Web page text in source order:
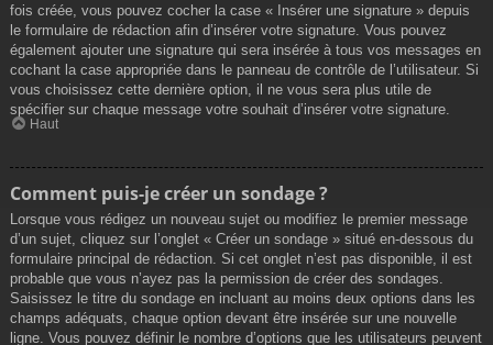
fois créée, vous pouvez cocher la case « Insérer une signature » depuis
le formulaire de rédaction afin d’insérer votre signature. Vous pouvez
également ajouter une signature qui sera insérée à tous vos messages en
cochant la case appropriée dans le panneau de contrôle de l’utilisateur. Si
vous choisissez cette dernière option, il ne vous sera plus utile de
spécifier sur chaque message votre souhait d’insérer votre signature.
Haut
Comment puis-je créer un sondage ?
Lorsque vous rédigez un nouveau sujet ou modifiez le premier message
d’un sujet, cliquez sur l’onglet « Créer un sondage » situé en-dessous du
formulaire principal de rédaction. Si cet onglet n’est pas disponible, il est
probable que vous n’ayez pas la permission de créer des sondages.
Saisissez le titre du sondage en incluant au moins deux options dans les
champs adéquats, chaque option devant être insérée sur une nouvelle
ligne. Vous pouvez définir le nombre d’options que les utilisateurs peuvent